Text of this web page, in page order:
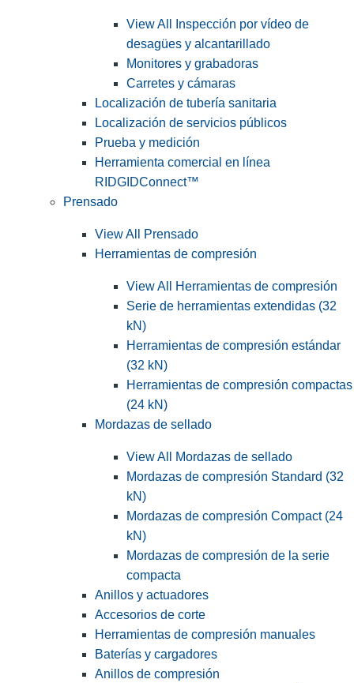
View All Inspección por vídeo de
desagües y alcantarillado
Monitores y grabadoras
Carretes y cámaras
Localización de tubería sanitaria
Localización de servicios públicos
Prueba y medición
Herramienta comercial en línea
RIDGIDConnect™
Prensado
View All Prensado
Herramientas de compresión
View All Herramientas de compresión
Serie de herramientas extendidas (32
kN)
Herramientas de compresión estándar
(32 kN)
Herramientas de compresión compactas
(24 kN)
Mordazas de sellado
View All Mordazas de sellado
Mordazas de compresión Standard (32
kN)
Mordazas de compresión Compact (24
kN)
Mordazas de compresión de la serie
compacta
Anillos y actuadores
Accesorios de corte
Herramientas de compresión manuales
Baterías y cargadores
Anillos de compresión